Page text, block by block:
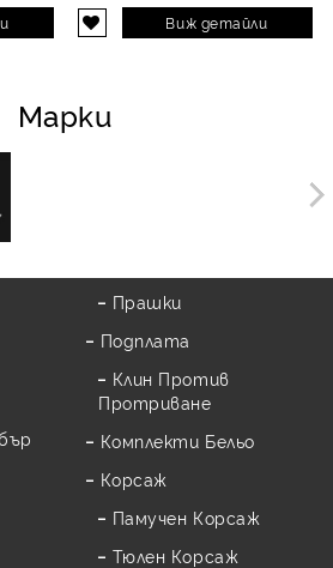
Виж детайли
Марки
Прашки
Подплата
Клин Против
Протриване
Комплекти Бельо
Корсаж
Памучен Корсаж
Тюлен Корсаж